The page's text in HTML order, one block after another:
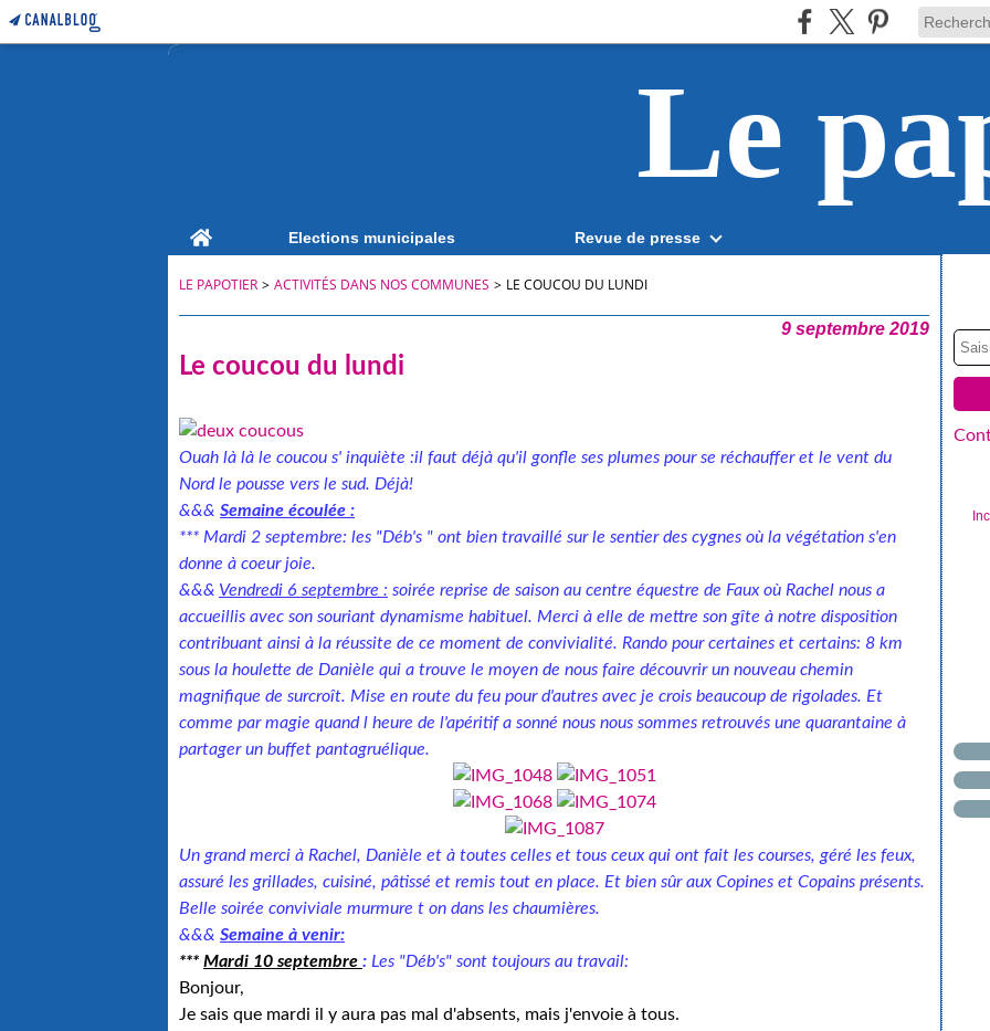
Le
Home Elections municipales Revue de presse
LE PAPOTIER > ACTIVITÉS DANS NOS COMMUNES > LE COUCOU DU LUNDI
9 septembre 2019
Le coucou du lundi
Ouah là là le coucou s' inquiète :il faut déjà qu'il gonfle ses plumes pour se réchauffer et le vent du
Nord le pousse vers le sud. Déjà!
&&& Semaine écoulée :
*** Mardi 2 septembre: les "Déb's " ont bien travaillé sur le sentier des cygnes où la végétation s'en
donne à coeur joie.
&&& Vendredi 6 septembre : soirée reprise de saison au centre équestre de Faux où Rachel nous a
accueillis avec son souriant dynamisme habituel. Merci à elle de mettre son gîte à notre disposition
contribuant ainsi à la réussite de ce moment de convivialité. Rando pour certaines et certains: 8 km
sous la houlette de Danièle qui a trouve le moyen de nous faire découvrir un nouveau chemin
magnifique de surcroît. Mise en route du feu pour d'autres avec je crois beaucoup de rigolades. Et
comme par magie quand l heure de l'apéritif a sonné nous nous sommes retrouvés une quarantaine à
partager un buffet pantagruélique.
Un grand merci à Rachel, Danièle et à toutes celles et tous ceux qui ont fait les courses, géré les feux,
assuré les grillades, cuisiné, pâtissé et remis tout en place. Et bien sûr aux Copines et Copains présents.
Belle soirée conviviale murmure t on dans les chaumières.
&&& Semaine à venir:
*** Mardi 10 septembre : Les "Déb's" sont toujours au travail:
Bonjour,
Je sais que mardi il y aura pas mal d'absents, mais j'envoie à tous.